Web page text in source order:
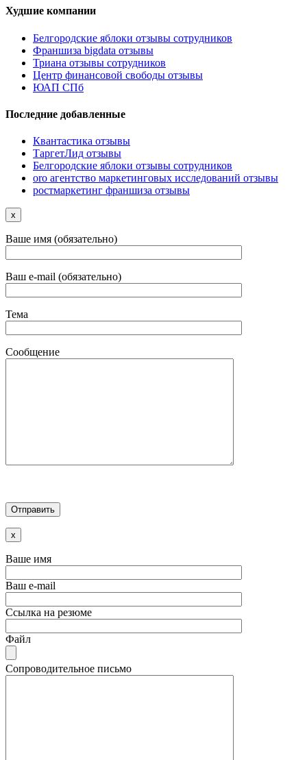
Худшие компании
Белгородские яблоки отзывы сотрудников
Франшиза bigdata отзывы
Триана отзывы сотрудников
Центр финансовой свободы отзывы
ЮАП СПб
Последние добавленные
Квантастика отзывы
ТаргетЛид отзывы
Белгородские яблоки отзывы сотрудников
oro агентство маркетинговых исследований отзывы
ростмаркетинг франшиза отзывы
x
Ваше имя (обязательно)
Ваш e-mail (обязательно)
Тема
Сообщение
x
Ваше имя
Ваш e-mail
Ссылка на резюме
Файл
Сопроводительное письмо